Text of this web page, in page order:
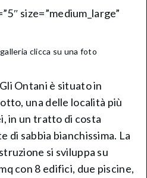
size=”medium_large”
clicca su una foto
Ontani è situato in
una delle località più
in un tratto di costa
di sabbia bianchissima. La
si sviluppa su
con 8 edifici, due piscine,